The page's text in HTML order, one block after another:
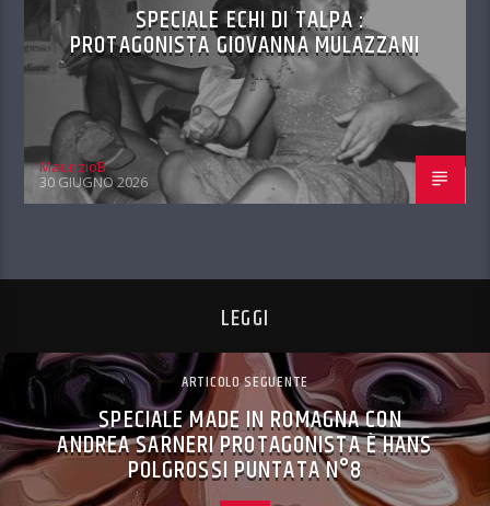
SPECIALE ECHI DI TALPA :
PROTAGONISTA GIOVANNA MULAZZANI
MaurizioB
30 GIUGNO 2026
LEGGI
ARTICOLO SEGUENTE
SPECIALE MADE IN ROMAGNA CON
ANDREA SARNERI PROTAGONISTA È HANS
POLGROSSI PUNTATA N°8